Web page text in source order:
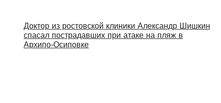
Доктор из ростовской клиники Александр Шишкин
спасал пострадавших при атаке на пляж в
Архипо‑Осиповке